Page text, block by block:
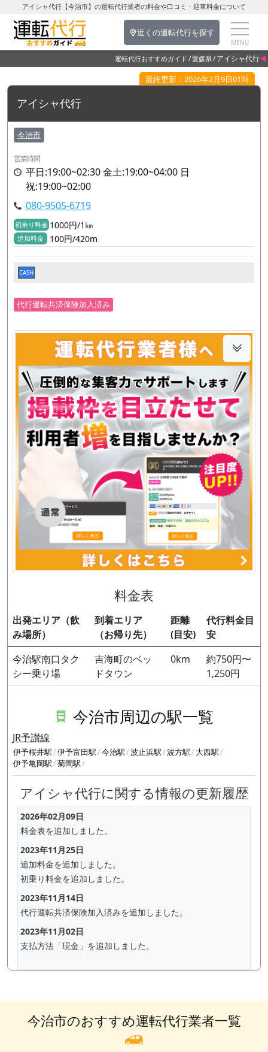
アイシャ代行【今治市】の運転代行業者の料金や口コミ・迎車料金について
近くの運転代行を探す
運転代行おすすめガイド 愛媛県 アイシャ代行
最終更新：2026年2月9日01時
アイシャ代行
今治市
営業時間
平日:19:00~02:30 金土:19:00~04:00 日
祝:19:00~02:00
080-9505-6719
初乗り料金 1000円/1㎞
追加料金 100円/420m
CASH
代行運転共済保険加入済み
料金表
出発エリア（飲
み場所）
到着エリア
（お帰り先）
距離
(目安)
代行料金目
安
今治駅南口タク
シー乗り場
吉海町のベッ
ドタウン
0km
約750円〜
1,250円
今治市周辺の駅一覧
JR予讃線
伊予桜井駅 伊予富田駅 今治駅 波止浜駅 波方駅
大西駅
伊予亀岡駅 菊間駅
アイシャ代行に関する情報の更新履歴
2026年02月09日
料金表を追加しました。
2023年11月25日
追加料金を追加しました。
初乗り料金を追加しました。
2023年11月14日
代行運転共済保険加入済みを追加しました。
2023年11月02日
支払方法「現金」を追加しました。
今治市のおすすめ運転代行業者一覧